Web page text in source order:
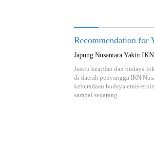
Recommendation for
Japung Nusantara Yakin
Justru kearifan dan budaya
di daerah penyangga IKN
keberadaan budaya etnis-
sampai sekarang.